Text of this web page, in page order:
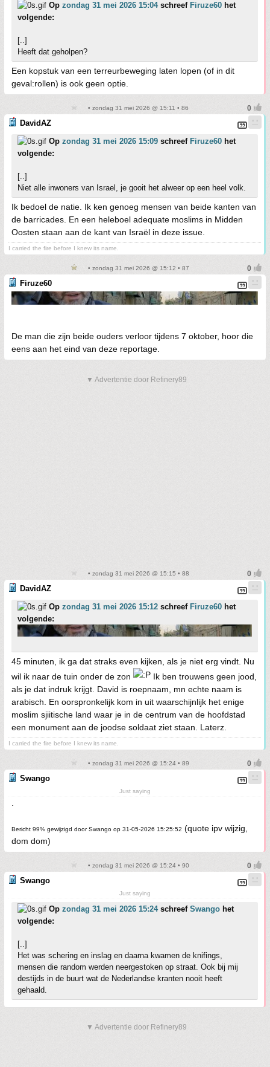
Op zondag 31 mei 2026 15:04schreef Firuze60 het
volgende:
[..]
Heeft dat geholpen?
Een kopstuk van een terreurbeweging laten lopen (of in dit
geval:rollen) is ook geen optie.
• zondag 31 mei 2026 @ 15:11 • 86
DavidAZ
Op zondag 31 mei 2026 15:09 schreef Firuze60 het
volgende:
[..]
Niet alle inwoners van Israel, je gooit het alweer op een heel volk.
Ik bedoel de natie. Ik ken genoeg mensen van beide kanten van
de barricades. En een heleboel adequate moslims in Midden
Oosten staan aan de kant van Israël in deze issue.
I carried the fire before I knew its name.
• zondag 31 mei 2026 @ 15:12 • 87
Firuze60
De man die zijn beide ouders verloor tijdens 7 oktober, hoor die
eens aan het eind van deze reportage.
▼ Advertentie door Refinery89
• zondag 31 mei 2026 @ 15:15 • 88
DavidAZ
Op zondag 31 mei 2026 15:12 schreef Firuze60 het
volgende:
45 minuten, ik ga dat straks even kijken, als je niet erg vindt. Nu
wil ik naar de tuin onder de zon
Ik ben trouwens geen jood,
als je dat indruk krijgt. David is roepnaam, mn echte naam is
arabisch. En oorspronkelijk kom in uit waarschijnlijk het enige
moslim sjiitische land waar je in de centrum van de hoofdstad
een monument aan de joodse soldaat ziet staan. Laterz.
I carried the fire before I knew its name.
• zondag 31 mei 2026 @ 15:24 • 89
Swango
Just saying
Bericht 99% gewijzigd door Swango op 31-05-2026 15:25:52 (quote ipv wijzig,
dom dom)
• zondag 31 mei 2026 @ 15:24 • 90
Swango
Just saying
Op zondag 31 mei 2026 15:24schreef Swango het
volgende:
[..]
Het was schering en inslag en daarna kwamen de knifings,
mensen die random werden neergestoken op straat. Ook bij mij
destijds in de buurt wat de Nederlandse kranten nooit heeft
gehaald.
▼ Advertentie door Refinery89